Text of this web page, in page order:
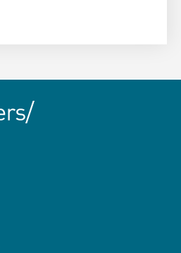
met 1 euro per inwoner.